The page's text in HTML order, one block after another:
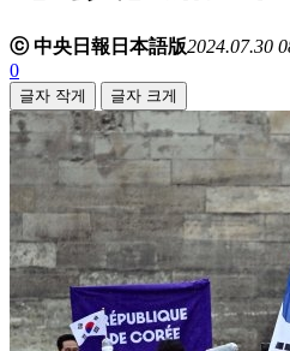
ⓒ 中央日報日本語版2024.07.30
0
글자 작게 글자 크게